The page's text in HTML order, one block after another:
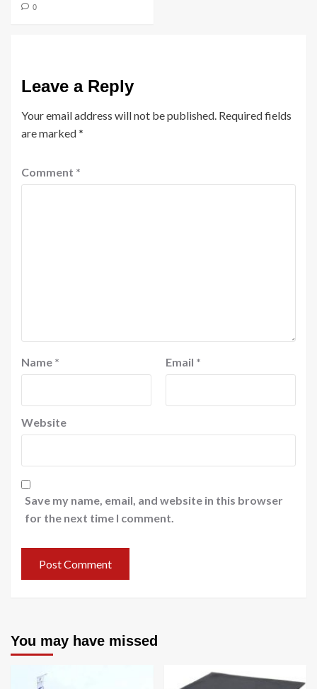
0
Leave a Reply
Your email address will not be published. Required fields
are marked*
Comment *
Name * Email *
Website
Save my name, email, and website in this browser
for the next time I comment.
You may have missed